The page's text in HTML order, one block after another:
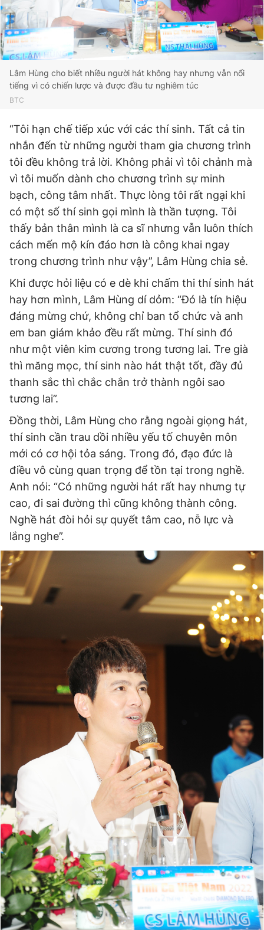
Lâm Hùng cho biết nhiều người hát không hay nhưng vẫn nổi
tiếng vì có chiến lược và được đầu tư nghiêm túc
BTC
“Tôi hạn chế tiếp xúc với các thí sinh. Tất cả tin
nhắn đến từ những người tham gia chương trình
tôi đều không trả lời. Không phải vì tôi chảnh mà
vì tôi muốn dành cho chương trình sự minh
bạch, công tâm nhất. Thực lòng tôi rất ngại khi
có một số thí sinh gọi mình là thần tượng. Tôi
thấy bản thân mình là ca sĩ nhưng vẫn luôn thích
cách mến mộ kín đáo hơn là công khai ngay
trong chương trình như vậy”, Lâm Hùng chia sẻ.
Khi được hỏi liệu có e dè khi chấm thi thí sinh hát
hay hơn mình, Lâm Hùng dí dỏm: “Đó là tín hiệu
đáng mừng chứ, không chỉ ban tổ chức và anh
em ban giám khảo đều rất mừng. Thí sinh đó
như một viên kim cương trong tương lai. Tre già
thì măng mọc, thí sinh nào hát thật tốt, đầy đủ
thanh sắc thì chắc chắn trở thành ngôi sao
tương lai”.
Đồng thời, Lâm Hùng cho rằng ngoài giọng hát,
thí sinh cần trau dồi nhiều yếu tố chuyên môn
mới có cơ hội tỏa sáng. Trong đó, đạo đức là
điều vô cùng quan trọng để tồn tại trong nghề.
Anh nói: “Có những người hát rất hay nhưng tự
cao, đi sai đường thì cũng không thành công.
Nghề hát đòi hỏi sự quyết tâm cao, nỗ lực và
lắng nghe”.